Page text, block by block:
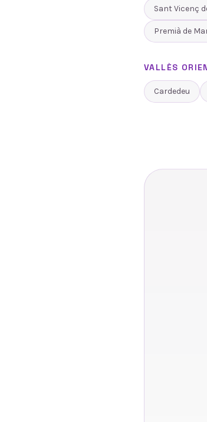
Sant Vicenç
Premià de
VALLÈS
Cardedeu